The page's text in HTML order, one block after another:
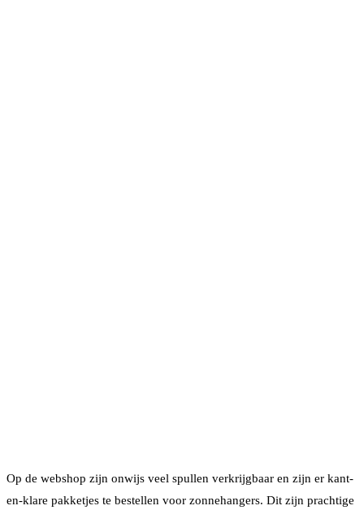
Op de webshop zijn onwijs veel spullen verkrijgbaar en zijn er kant-
en-klare pakketjes te bestellen voor zonnehangers. Dit zijn prachtige